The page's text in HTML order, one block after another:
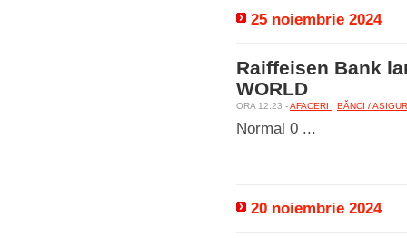
25 noiembrie 2024
Raiffeisen Bank
WORLD
ORA 12.23 -AFACERI BĂNCI /
Normal 0 ...
20 noiembrie 2024